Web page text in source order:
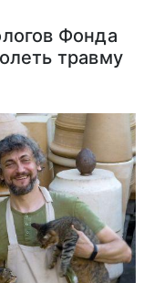
Фонда
травму